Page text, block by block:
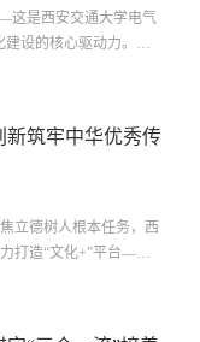
这是西安交通大学电气
建设的核心驱动力。经
科文化长廊：百年电气
校区东一楼，学院依
新筑牢中华优秀传
立德树人根本任务，西
打造“文化+”平台——